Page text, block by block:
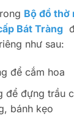
Bộ đồ thờ
Bát Tràng
như sau:
để cắm hoa
để đựng trầu
bánh kẹo